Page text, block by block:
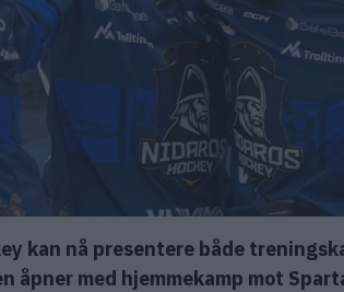
kan nå presentere både
åpner med hjemmekamp mot